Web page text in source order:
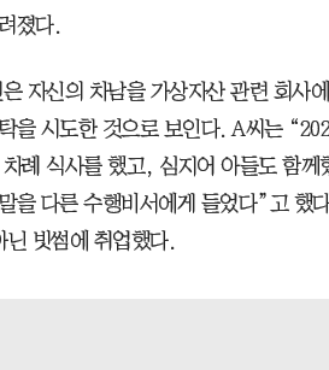
졌다.
자신의 차남을 가상자산 관련 회사
을 시도한 것으로 보인다. A씨는
례 식사를 했고, 심지어 아들도 함께
을 다른 수행비서에게 들었다”고 했
닌 빗썸에 취업했다.